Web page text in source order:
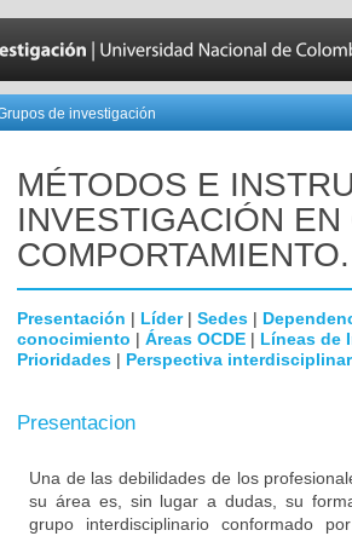
de investigación
MÉTODOS E
INVESTIGACIÓN
COMPORTAMIENTO.
Presentación | Líder| Sedes |
conocimiento | Áreas OCDE | Líneas de
Prioridades | Perspectiva
Presentacion
Una de las debilidades de los
su área es, sin lugar a dudas, su
grupo interdisciplinario conformado